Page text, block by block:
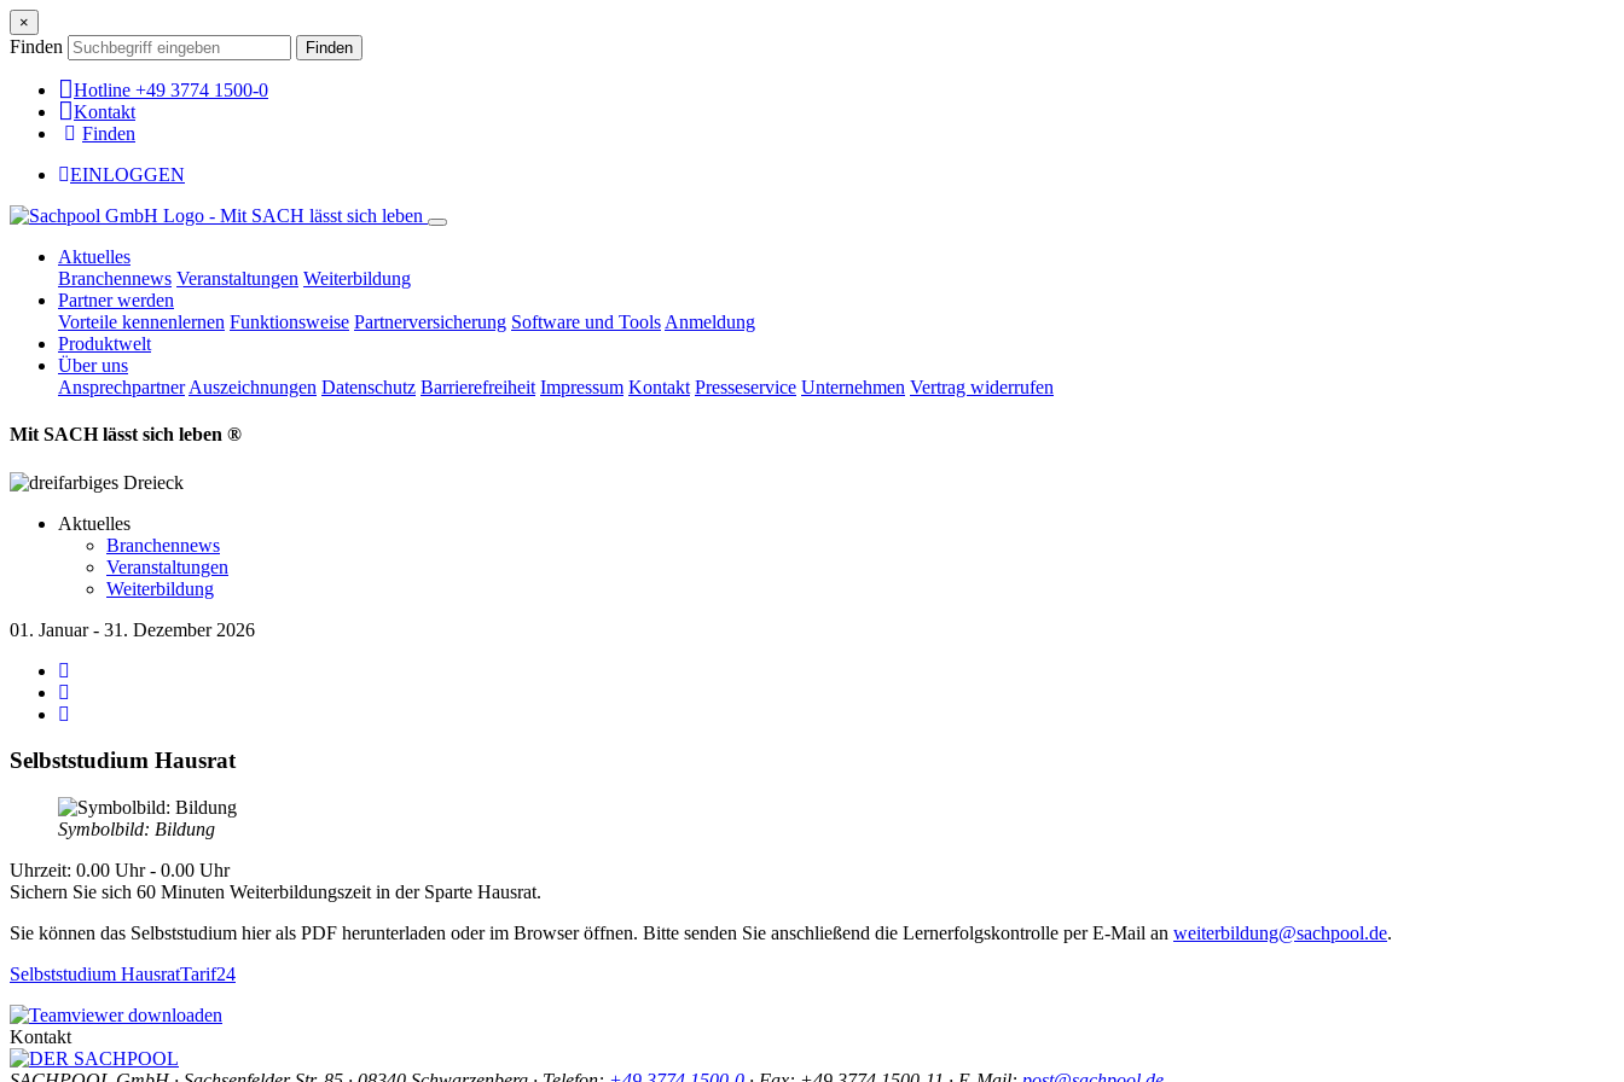
×
Finden Finden
Hotline +49 3774 1500-0
Kontakt
Finden
EINLOGGEN
Aktuelles
Branchennews Veranstaltungen Weiterbildung
Partner werden
Vorteile kennenlernen Funktionsweise Partnerversicherung Software und Tools Anmeldung
Produktwelt
Über uns
Ansprechpartner Auszeichnungen Datenschutz Barrierefreiheit Impressum Kontakt Presseservice Unternehmen Vertrag widerrufen
Mit SACH lässt sich leben ®
Aktuelles
Branchennews
Veranstaltungen
Weiterbildung
01. Januar - 31. Dezember 2026
Selbststudium Hausrat
Symbolbild: Bildung
Uhrzeit: 0.00 Uhr - 0.00 Uhr
Sichern Sie sich 60 Minuten Weiterbildungszeit in der Sparte Hausrat.
Sie können das Selbststudium hier als PDF herunterladen oder im Browser öffnen. Bitte senden Sie anschließend die Lernerfolgskontrolle per E-Mail an weiterbildung@sachpool.de.
Selbststudium HausratTarif24
Kontakt